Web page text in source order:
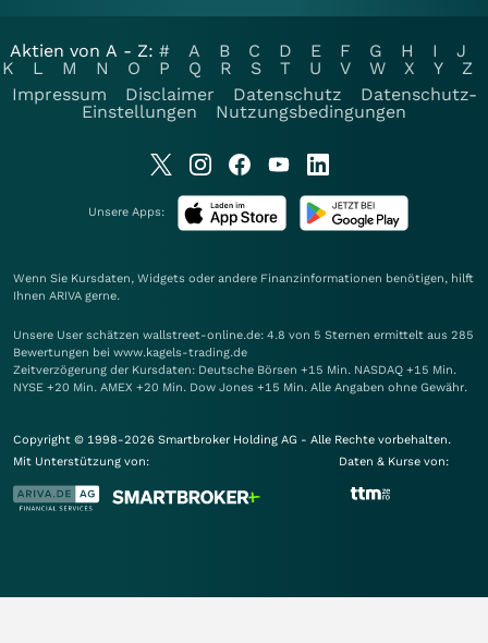
Aktien von A - Z: # A B C D E F G H I
J
K
L M N O P Q R S T U V W X Y
Z
Impressum
Disclaimer Datenschutz
Datenschutz-
Einstellungen
Nutzungsbedingungen
Unsere Apps:
Wenn Sie Kursdaten, Widgets oder andere Finanzinformationen benötigen, hilft
Ihnen ARIVA gerne.
Unsere User schätzen wallstreet-online.de: 4.8 von 5 Sternen ermittelt aus 285
Bewertungen bei www.kagels-trading.de
Zeitverzögerung der Kursdaten: Deutsche Börsen +15 Min. NASDAQ +15 Min.
NYSE +20 Min. AMEX +20 Min. Dow Jones +15 Min. Alle Angaben ohne Gewähr.
Copyright © 1998-2026 Smartbroker Holding AG - Alle Rechte vorbehalten.
Mit Unterstützung von:
Daten & Kurse von: